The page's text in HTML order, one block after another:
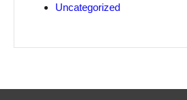
Uncategorized